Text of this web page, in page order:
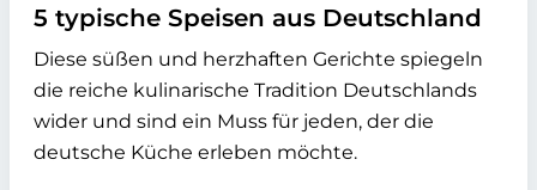
5 typische Speisen aus Deutschland
Diese süßen und herzhaften Gerichte spiegeln
die reiche kulinarische Tradition Deutschlands
wider und sind ein Muss für jeden, der die
deutsche Küche erleben möchte.